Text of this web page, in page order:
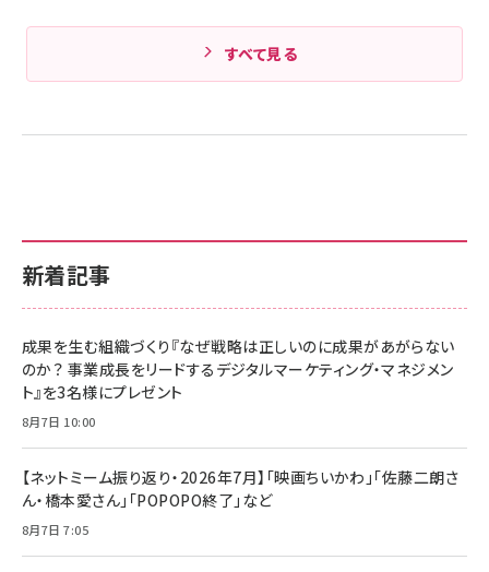
新着記事
成果を生む組織づくり『なぜ戦略は正しいのに成果があがらない
のか？ 事業成長をリードするデジタルマーケティング・マネジメン
ト』を3名様にプレゼント
8月7日 10:00
【ネットミーム振り返り・2026年7月】「映画ちいかわ」「佐藤二朗さ
ん・橋本愛さん」「POPOPO終了」など
8月7日 7:05
すべて見る